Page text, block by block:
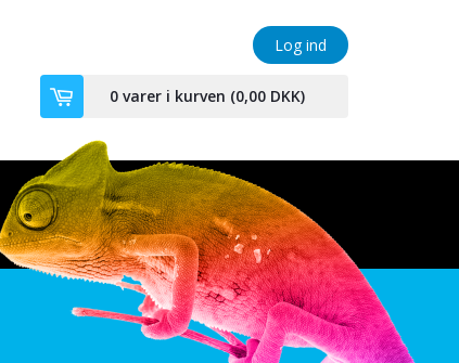
Log ind
0 varer i kurven (0,00 DKK)